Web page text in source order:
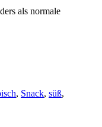
als normale
, Snack, süß,